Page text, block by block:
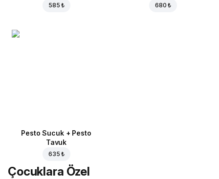
585 ₺ 680 ₺
Pesto Sucuk + Pesto
Tavuk
635 ₺
Çocuklara Özel